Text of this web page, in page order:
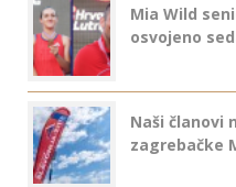
Mia Wild
osvojeno
Naši članovi
zagrebačke